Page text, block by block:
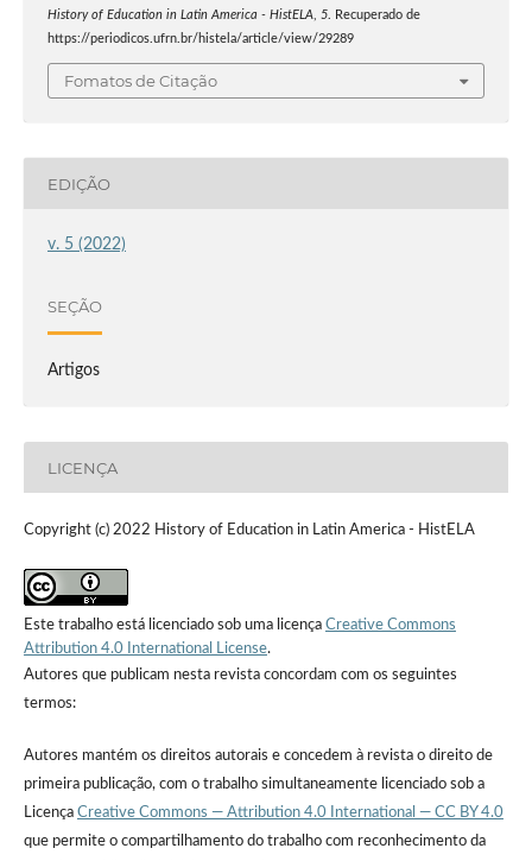
History of Education in Latin America - HistELA, 5. Recuperado de
https://periodicos.ufrn.br/histela/article/view/29289
Fomatos de Citação
EDIÇÃO
v. 5 (2022)
SEÇÃO
Artigos
LICENÇA
Copyright (c) 2022 History of Education in Latin America - HistELA
Este trabalho está licenciado sob uma licença Creative Commons
Attribution 4.0 International License.
Autores que publicam nesta revista concordam com os seguintes
termos:
Autores mantém os direitos autorais e concedem à revista o direito de
primeira publicação, com o trabalho simultaneamente licenciado sob a
Licença Creative Commons — Attribution 4.0 International — CC BY 4.0
que permite o compartilhamento do trabalho com reconhecimento da